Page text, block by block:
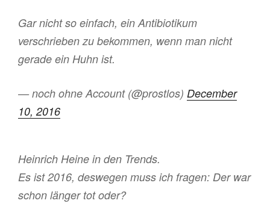
Gar nicht so einfach, ein Antibiotikum
verschrieben zu bekommen, wenn man nicht
gerade ein Huhn ist.
— noch ohne Account (@prostlos) December
10, 2016
Heinrich Heine in den Trends.
Es ist 2016, deswegen muss ich fragen: Der war
schon länger tot oder?